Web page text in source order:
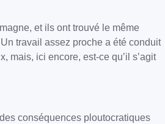
et ils ont trouvé le même
travail assez proche a été conduit
mais, ici encore, est-ce qu’il s’agit
conséquences ploutocratiques